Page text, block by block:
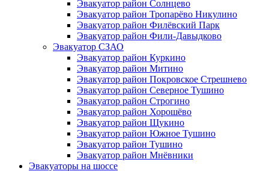
Эвакуатор район Солнцево
Эвакуатор район Тропарёво Никулино
Эвакуатор район Филёвский Парк
Эвакуатор район Фили-Давыдково
Эвакуатор СЗАО
Эвакуатор район Куркино
Эвакуатор район Митино
Эвакуатор район Покровское Стрешнево
Эвакуатор район Северное Тушино
Эвакуатор район Строгино
Эвакуатор район Хорошёво
Эвакуатор район Щукино
Эвакуатор район Южное Тушино
Эвакуатор район Тушино
Эвакуатор район Мнёвники
Эвакуаторы на шоссе